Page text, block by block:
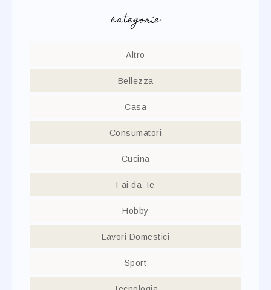
categorie
Altro
Bellezza
Casa
Consumatori
Cucina
Fai da Te
Hobby
Lavori Domestici
Sport